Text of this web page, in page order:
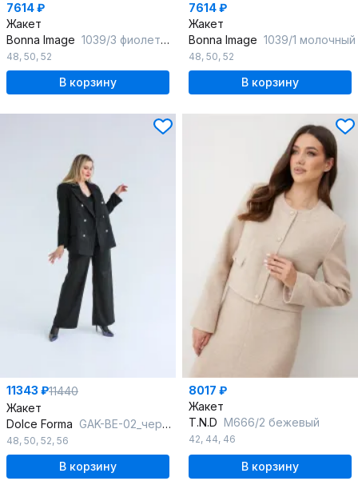
7614 ₽
Жакет
Bonna Image 1039/3 фиолетовый
48, 50, 52
В корзину
7614 ₽
Жакет
Bonna Image 1039/1 молочный
48, 50, 52
В корзину
11343 ₽11440
Жакет
Dolce Forma GAK-BE-02_черный
48, 50, 52, 56
В корзину
8017 ₽
Жакет
T.N.D М666/2 бежевый
42, 44, 46
В корзину